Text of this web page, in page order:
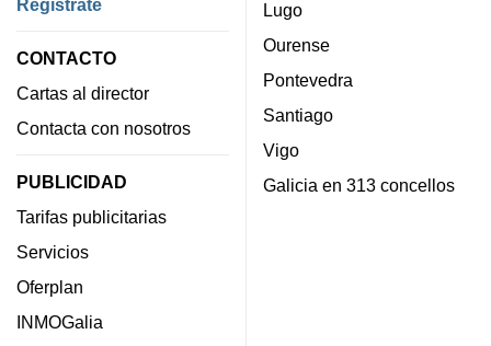
Regístrate
CONTACTO
Cartas al director
Contacta con nosotros
PUBLICIDAD
Tarifas publicitarias
Servicios
Oferplan
INMOGalia
Lugo
Ourense
Pontevedra
Santiago
Vigo
Galicia en 313 concellos